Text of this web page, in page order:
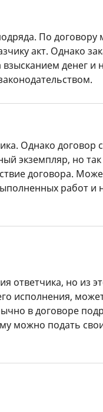
По
акт. Однако
денег и
Однако договор
экземпляр, но
договора.
работ и
ответчика, но из
исполнения,
в договоре
можно подать